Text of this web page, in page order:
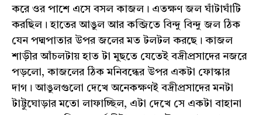
করে ওর পাশে এসে বসল কাজল। এতক্ষণ জল ঘাঁটাঘাঁটি
করছিল। হাতের আঙুল আর কব্জিতে বিন্দু বিন্দু জল ঠিক
যেন পদ্মপাতার উপর জলের মত টলটল করছে। কাজল
শাড়ীর আঁচলটায় হাত টা মুছতে যেতেই বদ্রীপ্রসাদের নজরে
পড়লো, কাজলের ঠিক মনিবন্ধের উপর একটা ফোস্কার
দাগ। আঙুলগুলো দেখে অনেকক্ষণই বদ্রীপ্রসাদের মনটা
টাট্টুঘোড়ার মতো লাফাচ্ছিল, এটা দেখে সে একটা বাহানা